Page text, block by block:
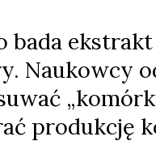
bada ekstrakt
Naukowcy
produkcję